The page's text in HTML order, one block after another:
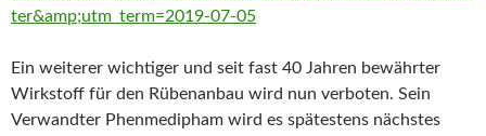
ter&amp;utm_term=2019-07-05
Ein weiterer wichtiger und seit fast 40 Jahren bewährter
Wirkstoff für den Rübenanbau wird nun verboten. Sein
Verwandter Phenmedipham wird es spätestens nächstes